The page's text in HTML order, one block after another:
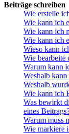
Beiträge schreiben
Wie erstelle
Wie kann ich
Wie kann ich
Wie kann ich
Wieso kann
Wie bearbeite
Warum kann
Weshalb
Weshalb
Wie kann ich
Was bewirkt
eines
Warum muss
Wie markiere